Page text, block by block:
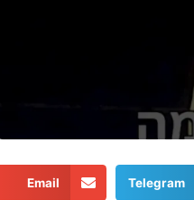
Telegram
Email